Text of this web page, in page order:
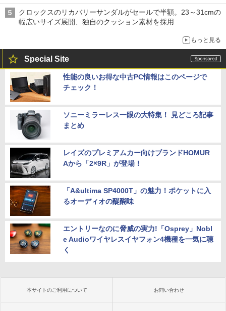
クロックスのリカバリーサンダルがセールで半額。23～31cmの
幅広いサイズ展開、独自のクッション素材を採用
もっと見る
Special Site
性能の良いお得な中古PC情報はこのページで
チェック！
ソニーミラーレス一眼の大特集！ 見どころ記事
まとめ
レイズのプレミアムカー向けブランドHOMUR
Aから「2×9R」が登場！
「A&ultima SP4000T」の魅力！ポケットに入
るオーディオの醍醐味
エントリーなのに脅威の実力!「Osprey」Nobl
e Audioワイヤレスイヤフォン4機種を一気に聴
く
本サイトのご利用について お問い合わせ